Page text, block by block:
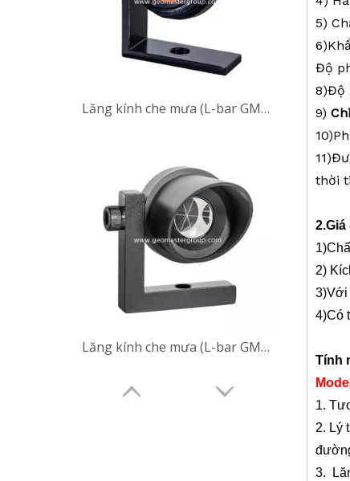
Lăng kính che mưa (L-bar GMP104,25.4mm)
Lăng kính che mưa (L-bar GMP104,25.4mm)
5)
Độ
8)Độ
9)
11
thời
2.
2)
3)Với
4)Có
Tính
Model
1.
2. Lý
3.